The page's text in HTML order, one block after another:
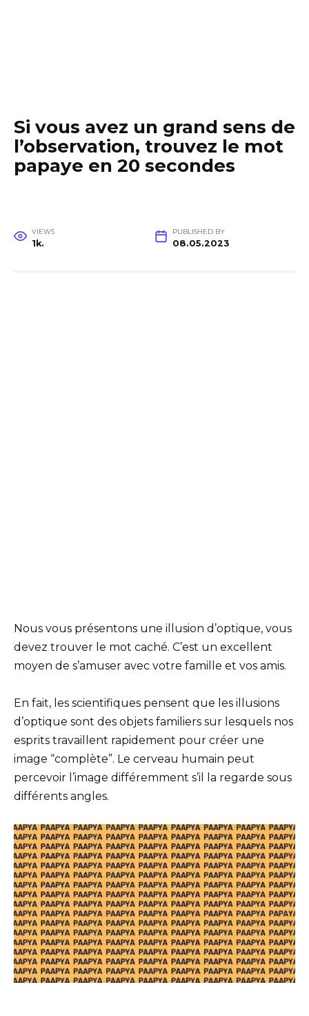
Si vous avez un grand sens de
l’observation, trouvez le mot
papaye en 20 secondes
VIEWS
1k.
PUBLISHED BY
08.05.2023
Nous vous présentons une illusion d’optique, vous
devez trouver le mot caché. C’est un excellent
moyen de s’amuser avec votre famille et vos amis.
En fait, les scientifiques pensent que les illusions
d’optique sont des objets familiers sur lesquels nos
esprits travaillent rapidement pour créer une
image “complète”. Le cerveau humain peut
percevoir l’image différemment s’il la regarde sous
différents angles.